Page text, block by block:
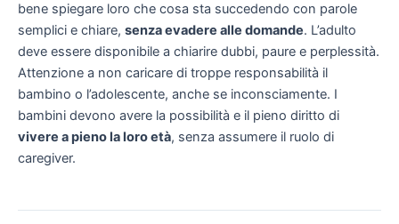
bene spiegare loro che cosa sta succedendo con parole
semplici e chiare, senza evadere alle domande. L’adulto
deve essere disponibile a chiarire dubbi, paure e perplessità.
Attenzione a non caricare di troppe responsabilità il
bambino o l’adolescente, anche se inconsciamente. I
bambini devono avere la possibilità e il pieno diritto di
vivere a pieno la loro età, senza assumere il ruolo di
caregiver.